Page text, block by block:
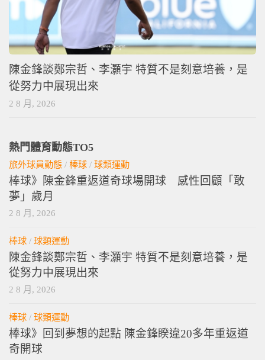
陳金鋒談鄭宗哲、李灝宇 特質不是刻意培養，是
從努力中展現出來
2 8 月, 2026
熱門體育動態TO5
旅外球員動態 / 棒球 / 球類運動
棒球》陳金鋒重返道奇球場開球 感性回顧「敢
夢」歲月
2 8 月, 2026
棒球 / 球類運動
陳金鋒談鄭宗哲、李灝宇 特質不是刻意培養，是
從努力中展現出來
2 8 月, 2026
棒球 / 球類運動
棒球》回到夢想的起點 陳金鋒睽違20多年重返道
奇開球